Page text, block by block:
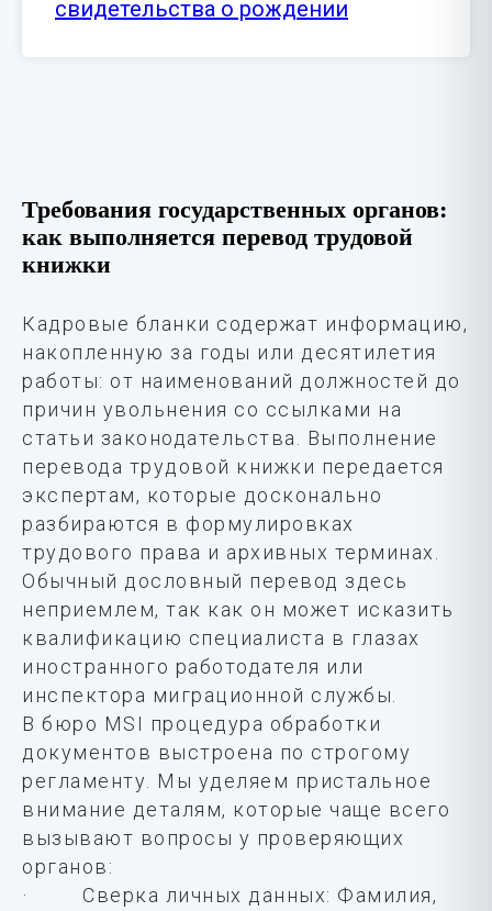
свидетельства о рождении
Требования государственных органов:
как выполняется перевод трудовой
книжки
Кадровые бланки содержат информацию,
накопленную за годы или десятилетия
работы: от наименований должностей до
причин увольнения со ссылками на
статьи законодательства. Выполнение
перевода трудовой книжки передается
экспертам, которые досконально
разбираются в формулировках
трудового права и архивных терминах.
Обычный дословный перевод здесь
неприемлем, так как он может исказить
квалификацию специалиста в глазах
иностранного работодателя или
инспектора миграционной службы.
В бюро MSI процедура обработки
документов выстроена по строгому
регламенту. Мы уделяем пристальное
внимание деталям, которые чаще всего
вызывают вопросы у проверяющих
органов:
· Сверка личных данных: Фамилия,